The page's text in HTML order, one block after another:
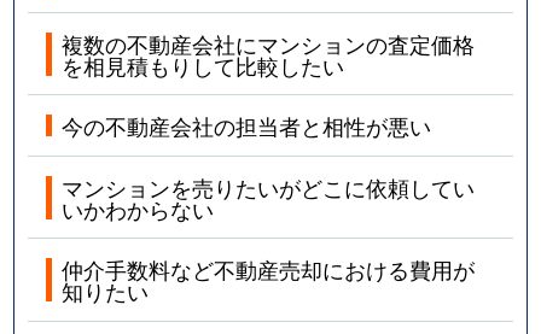
複数の不動産会社にマンションの査定価格
を相見積もりして比較したい
今の不動産会社の担当者と相性が悪い
マンションを売りたいがどこに依頼してい
いかわからない
仲介手数料など不動産売却における費用が
知りたい